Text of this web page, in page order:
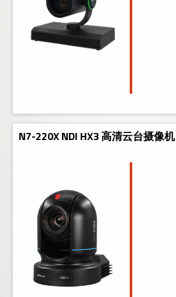
N7-220X NDI HX3 高清云台摄像机